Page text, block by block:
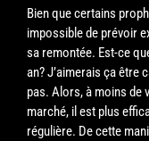
Bien que certains
impossible de prévoir
sa remontée. Est-ce
an? J’aimerais ça être
pas. Alors, à moins de
marché, il est plus
régulière. De cette